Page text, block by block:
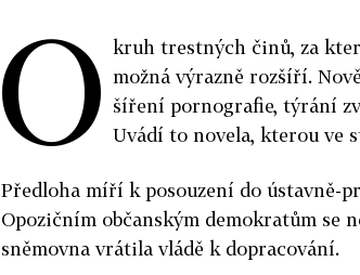
O kruh trestných činů, za
možná výrazně rozšíří.
šíření pornografie, týrání
Uvádí to novela, kterou ve
Předloha míří k posouzení do ústavně-
Opozičním občanským demokratům se
sněmovna vrátila vládě k dopracování.